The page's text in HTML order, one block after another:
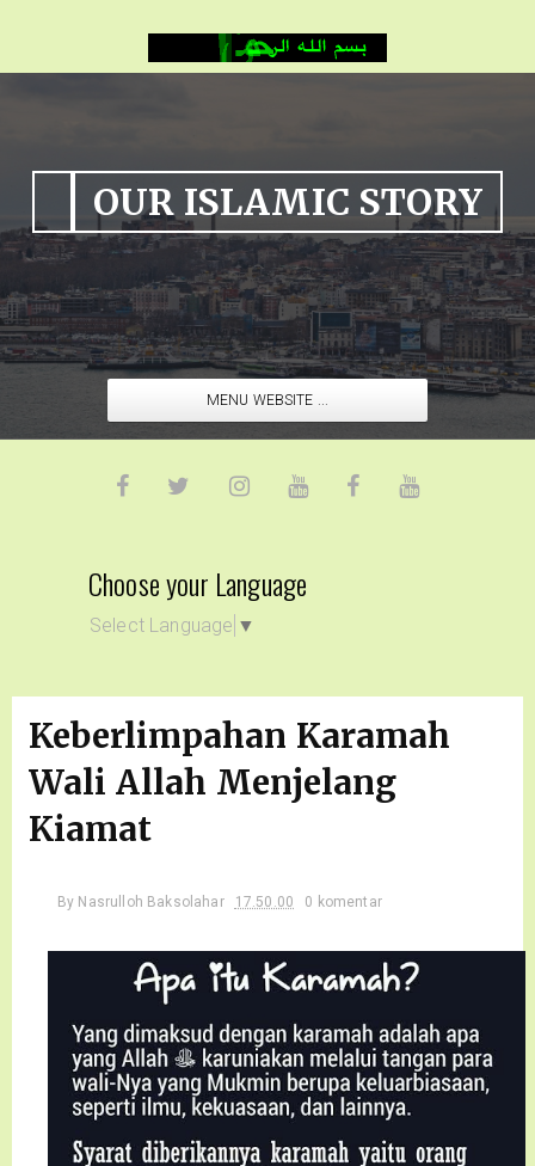
OUR ISLAMIC STORY
MENU WEBSITE ...
Choose your Language
Select Language ▼
Keberlimpahan Karamah
Wali Allah Menjelang
Kiamat
By Nasrulloh Baksolahar 17.50.00 0 komentar